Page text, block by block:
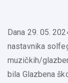
Dana 29. 05.
nastavnika
muzičkih/
bila Glazbena